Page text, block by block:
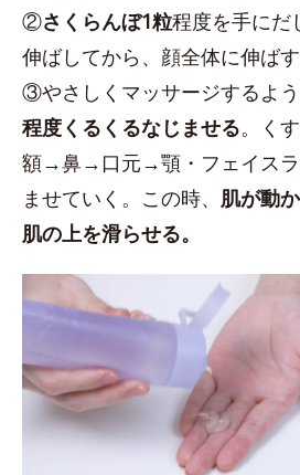
②さくらんぼ1粒程度を手にだ
伸ばしてから、顔全体に伸ばす
③やさしくマッサージするよ
程度くるくるなじませる。く
額→鼻→口元→顎・フェイスラ
ませていく。この時、 肌が動
肌の上を滑らせる。